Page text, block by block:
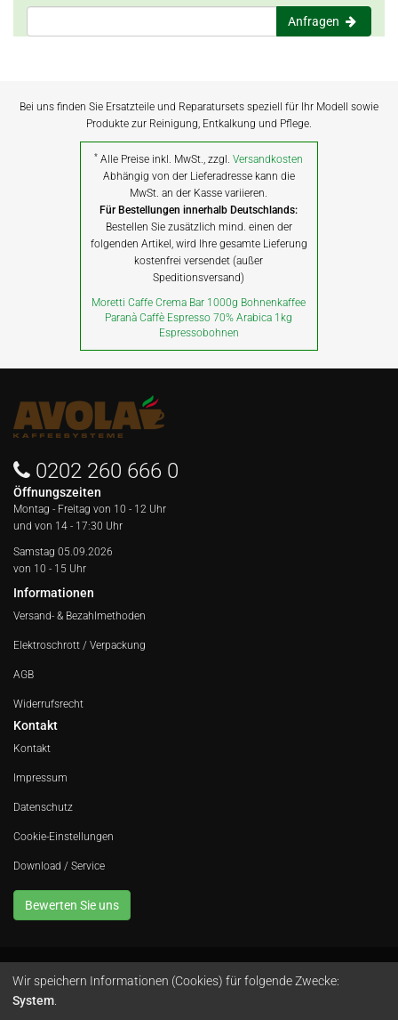
Anfragen
Bei uns finden Sie Ersatzteile und Reparatursets speziell für Ihr Modell sowie
Produkte zur Reinigung, Entkalkung und Pflege.
* Alle Preise inkl. MwSt., zzgl.Versandkosten
Abhängig von der Lieferadresse kann die
MwSt. an der Kasse variieren.
Für Bestellungen innerhalb Deutschlands:
Bestellen Sie zusätzlich mind. einen der
folgenden Artikel, wird Ihre gesamte Lieferung
kostenfrei versendet (außer
Speditionsversand)
Moretti Caffe Crema Bar 1000g Bohnenkaffee
Paranà Caffè Espresso 70% Arabica 1kg
Espressobohnen
0202 260 666 0
Öffnungszeiten
Montag - Freitag von 10 - 12 Uhr
und von 14 - 17:30 Uhr
Samstag 05.09.2026
von 10 - 15 Uhr
Informationen
Versand- & Bezahlmethoden
Elektroschrott / Verpackung
AGB
Widerrufsrecht
Kontakt
Kontakt
Impressum
Datenschutz
Cookie-Einstellungen
Download / Service
Bewerten Sie uns
Avola GmbH • In der Fleute 52 • 42389 Wuppertal • Telefon 0202 260 666 0
Instagram
Wir speichern Informationen (Cookies) für folgende Zwecke:
System